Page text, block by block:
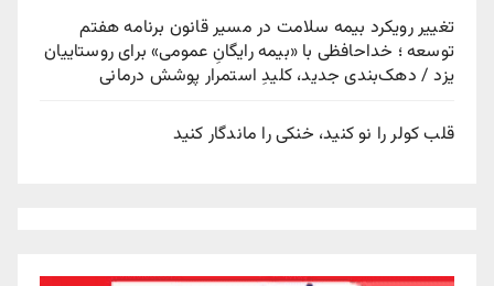
تغییر رویکرد بیمه سلامت در مسیر قانون برنامه هفتم
توسعه ؛ خداحافظی با «بیمه رایگانِ عمومی» برای روستاییان
یزد / دهک‌بندی جدید، کلیدِ استمرار پوشش درمانی
قلب کولر را نو کنید، خنکی را ماندگار کنید